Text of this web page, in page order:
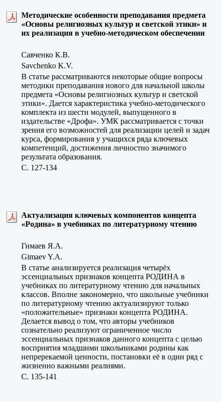
Методические особенности преподавания предмета
«Основы религиозных культур и светской этики» и
их реализация в учебно-методическом обеспечении
Савченко К.В.
Savchenko K.V.
В статье рассматриваются некоторые общие вопросы
методики преподавания нового для начальной школы
предмета «Основы религиозных культур и светской
этики». Дается характеристика учебно-методического
комплекта из шести модулей, выпущенного в
издательстве «Дрофа». УМК рассматривается с точки
зрения его возможностей для реализации целей и задач
курса, формирования у учащихся ряда ключевых
компетенций, достижения личностно значимого
результата образования.
C. 127-134
Актуализация ключевых компонентов концепта
«Родина» в учебниках по литературному чтению
Гимаев Я.А.
Gimaev Y.A.
В статье анализируется реализация четырёх
эссенциальных признаков концепта РОДИНА в
учебниках по литературному чтению для начальных
классов. Вполне закономерно, что школьные учебники
по литературному чтению актуализируют только
«положительные» признаки концепта РОДИНА.
Делается вывод о том, что авторы учебников
сознательно реализуют ограниченное число
эссенциальных признаков данного концепта с целью
восприятия младшими школьниками родины как
непререкаемой ценности, постановки её в один ряд с
жизненно важными реалиями.
C. 135-141